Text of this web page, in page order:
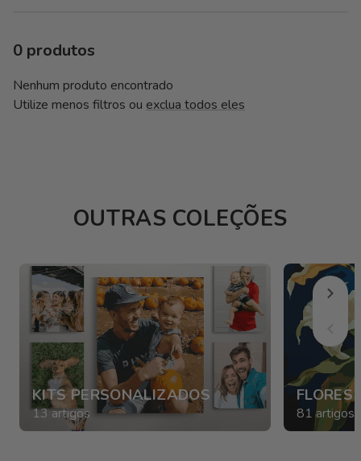
E
Ç
:
0 produtos
Nenhum produto encontrado
Utilize menos filtros ou exclua todos eles
OUTRAS COLEÇÕES
KITS PERSONALIZADOS
13 artigos 81 artigos